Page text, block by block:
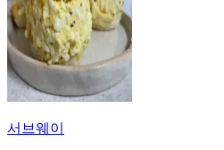
서브웨이